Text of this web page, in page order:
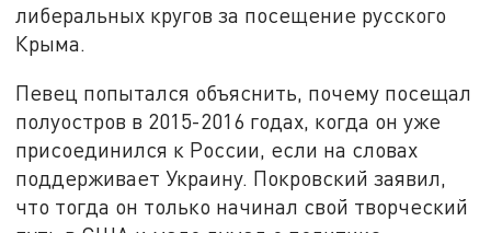
либеральных кругов за посещение русского
Крыма.
Певец попытался объяснить, почему посещал
полуостров в 2015-2016 годах, когда он уже
присоединился к России, если на словах
поддерживает Украину. Покровский заявил,
что тогда он только начинал свой творческий